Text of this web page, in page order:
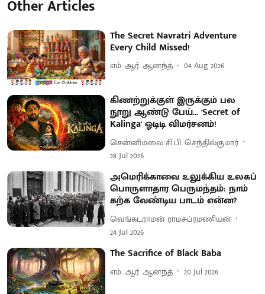
Other Articles
The Secret Navratri Adventure
Every Child Missed!
எம். ஆர். ஆனந்த் 04 Aug 2026
கிணற்றுக்குள் இருக்கும் பல
நூறு ஆண்டு பேய்... 'Secret of
Kalinga' ஓடிடி விமர்சனம்!
சென்னிமலை சி.பி. செந்தில்குமார்
28 Jul 2026
அமெரிக்காவை உலுக்கிய உலகப்
பொருளாதார பெருமந்தம்: நாம்
கற்க வேண்டிய பாடம் என்ன?
வெங்கடராமன் ராமசுப்ரமணியன்
24 Jul 2026
The Sacrifice of Black Baba
எம். ஆர். ஆனந்த் 20 Jul 2026